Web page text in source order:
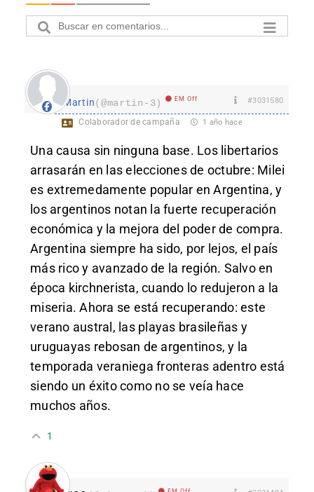
Martin(@martin-3) EM Off #3031580
Colaborador de campaña 1 año hace
Una causa sin ninguna base. Los libertarios
arrasarán en las elecciones de octubre: Milei
es extremedamente popular en Argentina, y
los argentinos notan la fuerte recuperación
económica y la mejora del poder de compra.
Argentina siempre ha sido, por lejos, el país
más rico y avanzado de la región. Salvo en
época kirchnerista, cuando lo redujeron a la
miseria. Ahora se está recuperando: este
verano austral, las playas brasileñas y
uruguayas rebosan de argentinos, y la
temporada veraniega fronteras adentro está
siendo un éxito como no se veía hace
muchos años.
1